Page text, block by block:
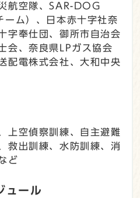
航空隊、SAR-DOG
ム）、日本赤十字社奈
字奉仕団、御所市自治会
会、奈良県LPガス協会
配電株式会社、大和中央
上空偵察訓練、自主避難
救出訓練、水防訓練、消
ど
ュール